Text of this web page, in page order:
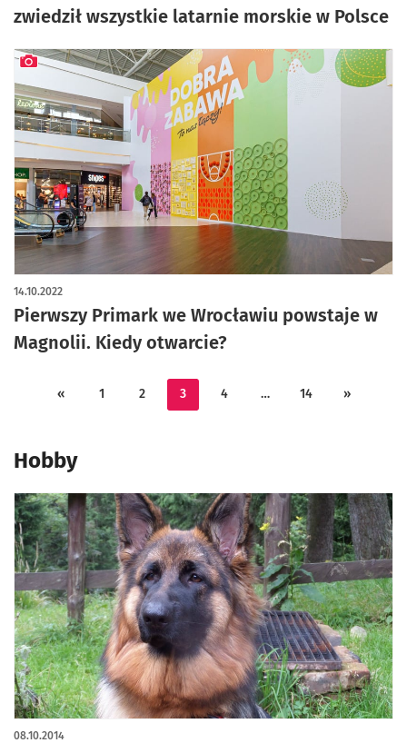
zwiedził wszystkie latarnie morskie w Polsce
Pierwszy Primark we Wrocławiu powstaje w
Magnolii. Kiedy otwarcie?
14.10.2022
artykuł z galerią zdjęć
« 1 2 3 4 … 14 »
Hobby
08.10.2014